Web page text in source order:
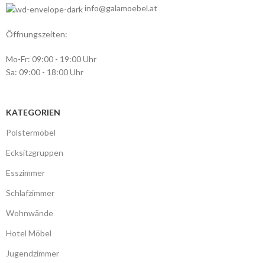
info@galamoebel.at
Öffnungszeiten:
Mo-Fr: 09:00 - 19:00 Uhr
Sa: 09:00 - 18:00 Uhr
KATEGORIEN
Polstermöbel
Ecksitzgruppen
Esszimmer
Schlafzimmer
Wohnwände
Hotel Möbel
Jugendzimmer